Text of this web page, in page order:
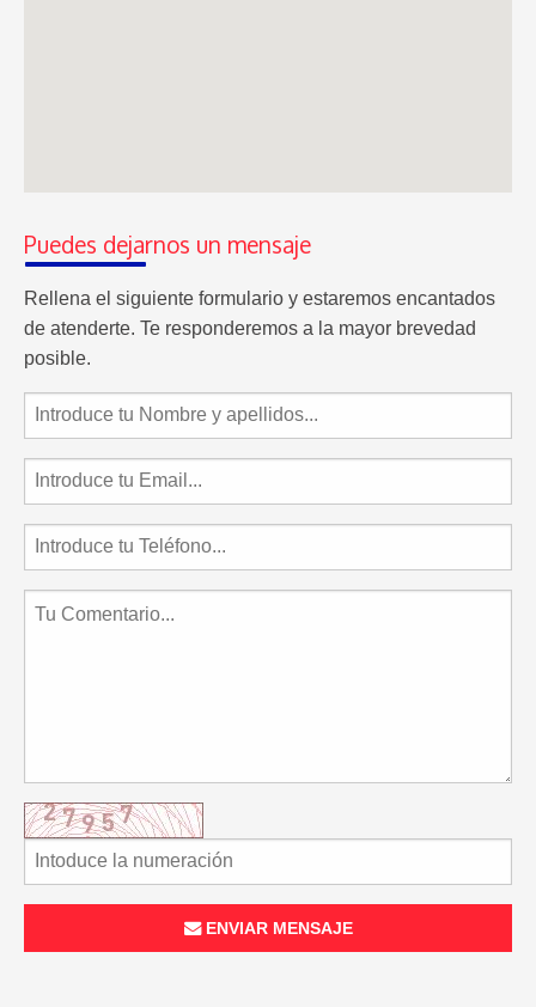
Puedes dejarnos un mensaje
Rellena el siguiente formulario y estaremos encantados
de atenderte. Te responderemos a la mayor brevedad
posible.
ENVIAR MENSAJE